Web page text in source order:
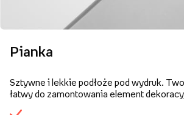
Pianka
Sztywne i lekkie podłoże pod wydruk.
łatwy do zamontowania element